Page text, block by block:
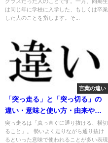
は同じ年に学校に入学した、もしくは卒業
した人のことを指します。そ...
言葉の違い
「突っ走る」と「突っ切る」の
違い・意味と使い方・由来や例
文
突っ走るは「真っ直ぐに通り抜ける、横切
ること」。 勢いよく走りながら通り抜け
るといった意味で使われることが多い表現